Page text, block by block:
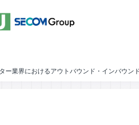
ー業界におけるアウトバウンド・インバウン